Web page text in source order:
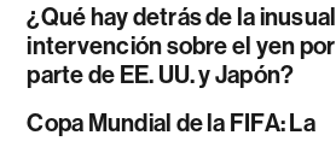
¿Qué hay detrás de la inusual
intervención sobre el yen por
parte de EE. UU. y Japón?
Copa Mundial de la FIFA: La